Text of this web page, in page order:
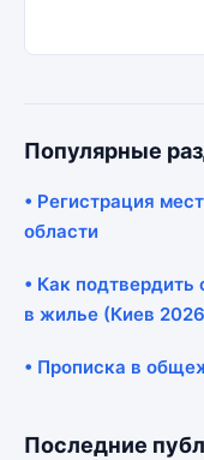
Популярные
• Регистрация
области
• Как подтвердить
в жилье (Киев
• Прописка в
Последние